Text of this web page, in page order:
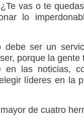
vas o te
lo
debe ser un
porque la gente
en las noticias,
líderes en la
de cuatro